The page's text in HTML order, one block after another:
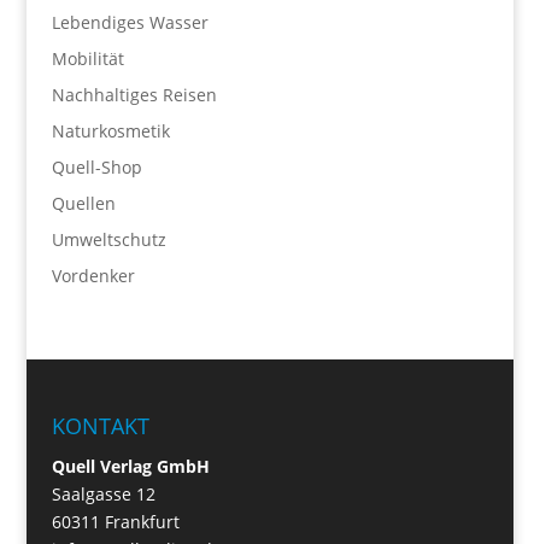
Lebendiges Wasser
Mobilität
Nachhaltiges Reisen
Naturkosmetik
Quell-Shop
Quellen
Umweltschutz
Vordenker
KONTAKT
Quell Verlag GmbH
Saalgasse 12
60311 Frankfurt